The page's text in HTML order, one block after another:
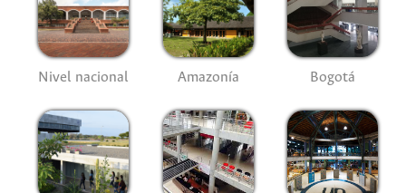
Nivel nacional Amazonía Bogotá